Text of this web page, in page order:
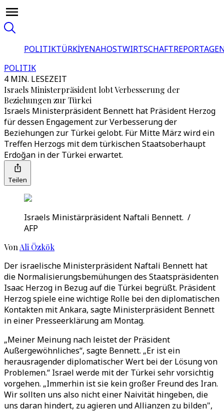
POLITIKTÜRKİYENAHOSTWIRTSCHAFT
POLITIK
4 MIN. LESEZEIT
Israels Ministerpräsident lobt Verbesserung der
Beziehungen zur Türkei
Israels Ministerpräsident Bennett hat Präsident Herzog
für dessen Engagement zur Verbesserung der
Beziehungen zur Türkei gelobt. Für Mitte März wird ein
Treffen Herzogs mit dem türkischen Staatsoberhaupt
Erdoğan in der Türkei erwartet.
Teilen
Israels Ministärpräsident Naftali Bennett. /
AFP
Von Ali Özkök
Der israelische Ministerpräsident Naftali Bennett hat
die Normalisierungsbemühungen des Staatspräsidenten
Isaac Herzog in Bezug auf die Türkei begrüßt. Präsident
Herzog spiele eine wichtige Rolle bei den diplomatischen
Kontakten mit Ankara, sagte Ministerpräsident Bennett
in einer Presseerklärung am Montag.
„Meiner Meinung nach leistet der Präsident
Außergewöhnliches“, sagte Bennett. „Er ist ein
herausragender diplomatischer Wert bei der Lösung von
Problemen.“ Israel werde mit der Türkei sehr vorsichtig
vorgehen. „Immerhin ist sie kein großer Freund des Iran.
Wir sollten uns also nicht einer Naivität hingeben, die
uns daran hindert, zu agieren und Allianzen zu bilden",